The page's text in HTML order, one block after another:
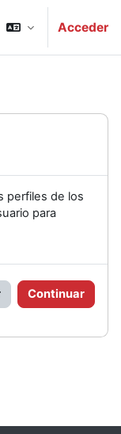
Acceder
perfiles de los
para
Continuar